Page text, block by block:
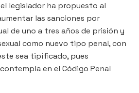
legislador ha propuesto al
las sanciones por
de uno a tres años de prisión y
como nuevo tipo penal, con
sea tipificado, pues
en el Código Penal